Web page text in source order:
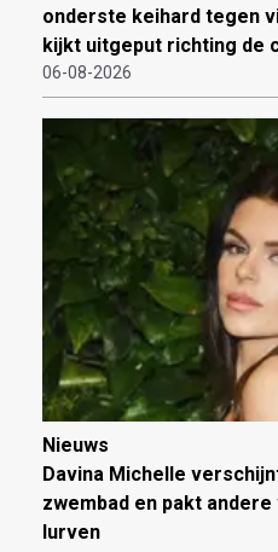
onderste keihard tegen
kijkt uitgeput richting de
06-08-2026
Nieuws
Davina Michelle
zwembad en pakt
lurven